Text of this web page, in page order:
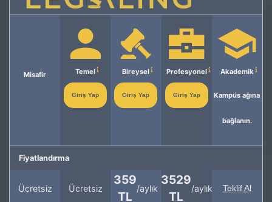
Misafir Temel
Giriş Yap
Bireysel
Giriş Yap
Profesyonel
Giriş Yap
Akademik
Kampüs ağına
bağlanın.
Fiyatlandırma
Ücretsiz Ücretsiz
359
TL
/aylık
3529
TL
/aylık Teklif Al